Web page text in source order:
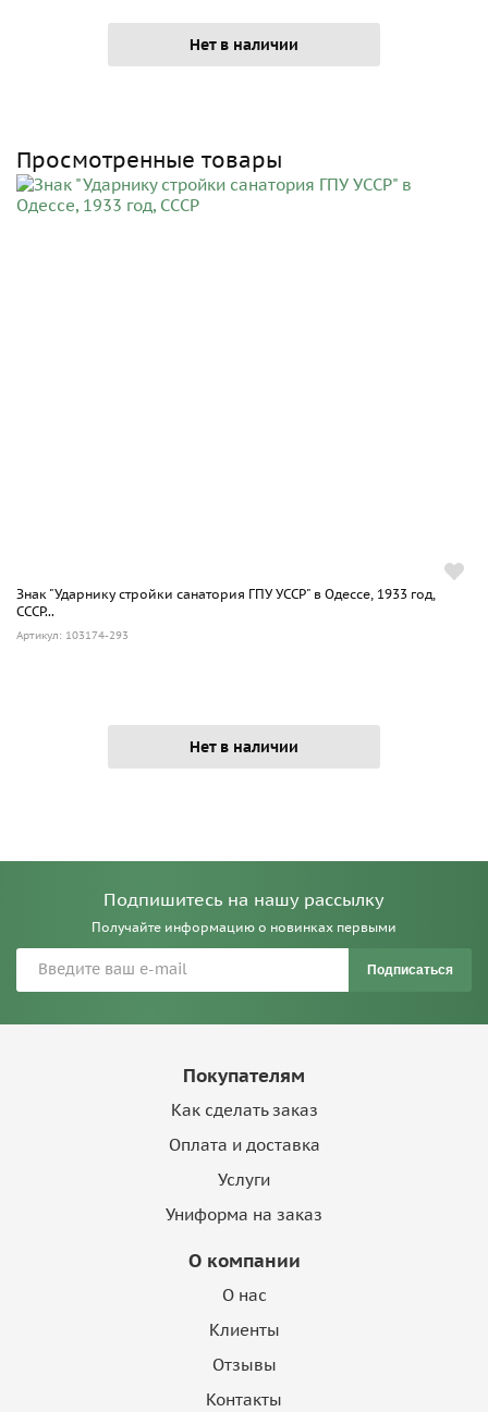
Нет в наличии
Просмотренные товары
Знак "Ударнику стройки санатория ГПУ УССР" в Одессе, 1933 год,
СССР...
Артикул: 103174-293
Нет в наличии
Подпишитесь на нашу рассылку
Получайте информацию о новинках первыми
Подписаться
Покупателям
Как сделать заказ
Оплата и доставка
Услуги
Униформа на заказ
О компании
О нас
Клиенты
Отзывы
Контакты